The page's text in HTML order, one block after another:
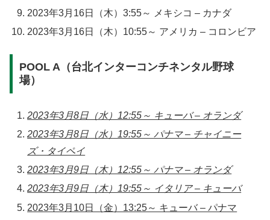
2023年3月16日（木）3:55～ メキシコ – カナダ
2023年3月16日（木）10:55～ アメリカ – コロンビア
POOL A（台北インターコンチネンタル野球
場）
2023年3月8日（水）12:55～ キューバ – オランダ
2023年3月8日（水）19:55～ パナマ – チャイニー
ズ・タイペイ
2023年3月9日（木）12:55～ パナマ – オランダ
2023年3月9日（木）19:55～ イタリア – キューバ
2023年3月10日（金）13:25～ キューバ – パナマ